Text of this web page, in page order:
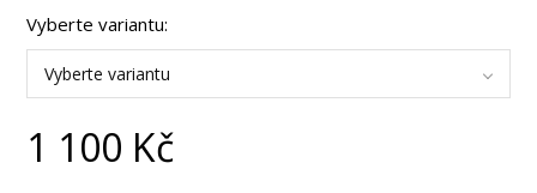
Vyberte variantu:
Vyberte variantu
1 100 Kč